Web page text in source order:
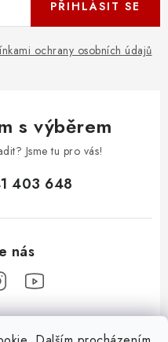
ochrany osobních údajů
PŘIHLÁSIT SE
s výběrem
Jsme tu pro vás!
403 648